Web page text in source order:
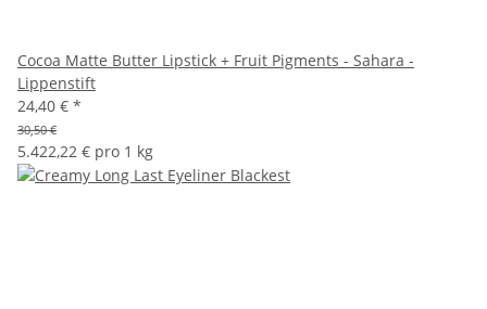
Cocoa Matte Butter Lipstick + Fruit Pigments - Sahara -
Lippenstift
24,40 € *
30,50 €
5.422,22 € pro 1 kg